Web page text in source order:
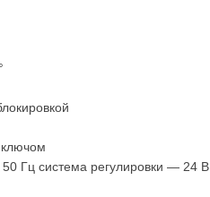
ключом
Гц система регулировки — 24 В